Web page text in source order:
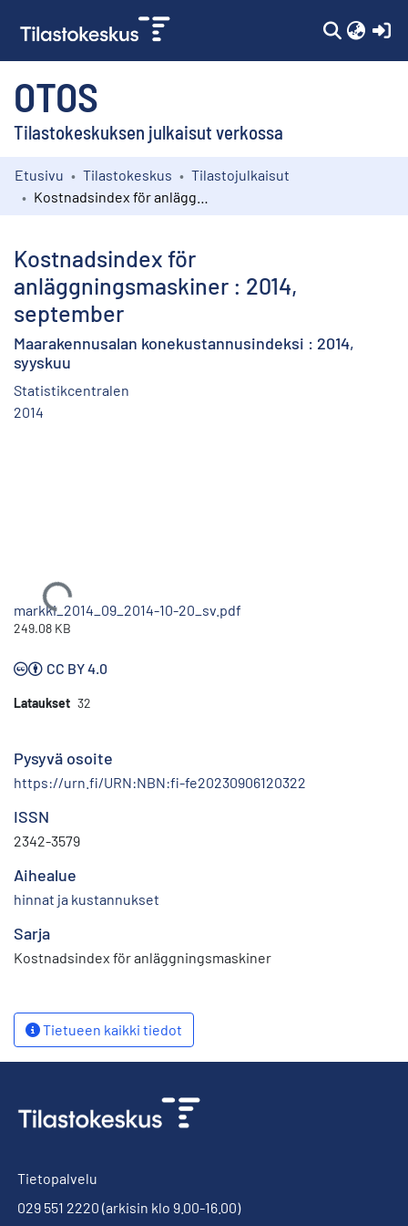
OTOS
Tilastokeskuksen julkaisut verkossa
Kokoelmat
Etusivu Tilastokeskus
Tilastojulkaisut
Kostnadsindex för
anläggningsmaskiner : 2014,
september
Maarakennusalan konekustannusindeksi : 2014,
syyskuu
Statistikcentralen
2014
Ladataan...
markki_2014_09_2014-10-20_sv.pdf
249.08 KB
CC BY 4.0
Lataukset 32
Pysyvä osoite
https://urn.fi/URN:NBN:fi-fe20230906120322
ISSN
2342-3579
Aihealue
hinnat ja kustannukset
Sarja
Kostnadsindex för anläggningsmaskiner
Tietueen kaikki tiedot
Tietopalvelu
029 551 2220 (arkisin klo 9.00-16.00)